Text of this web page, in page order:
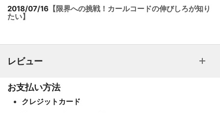
2.0㎟
2.1
3.3 2 9.1 34
2018/07/16 【限界への挑戦！カールコードの伸びしろが知り
たい】
レビュー
お支払い方法
クレジットカード